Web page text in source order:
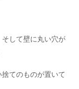
して壁に丸い穴が
てのものが置いて